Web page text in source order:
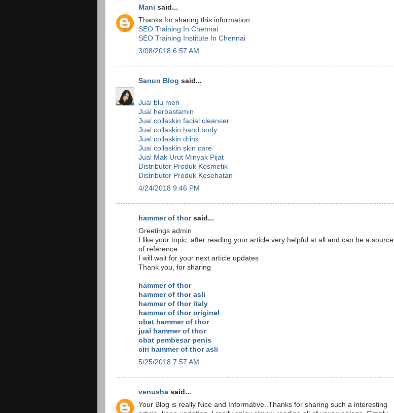
Mani said...
Thanks for sharing this information.
SEO Training In Chennai
SEO Training Institute In Chennai
3/08/2018 6:57 AM
Sanun Blog said...
Jual blu men
Jual herbastamin
Jual collaskin facial cleanser
Jual collaskin hand body
Jual collaskin drink
Jual collaskin skin care
Jual Mak Urut Minyak Pijat
Distributor Produk Kosmetik
Distributor Produk Kesehatan
4/24/2018 9:46 PM
hammer of thorsaid...
Greetings admin
I like your topic, after reading your article very helpful at all and can be a source
of reference
I will wait for your next article updates
Thank you, for sharing
hammer of thor
hammer of thor asli
hammer of thor italy
hammer of thor original
obat hammer of thor
jual hammer of thor
obat pembesar penis
ciri hammer of thor asli
5/25/2018 7:57 AM
venusha said...
Your Blog is really Nice and Informative..Thanks for sharing such a interesting